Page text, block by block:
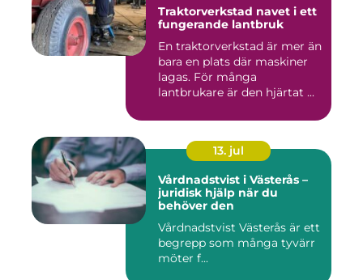
Traktorverkstad navet i ett
fungerande lantbruk
En traktorverkstad är mer än
bara en plats där maskiner
lagas. För många
lantbrukare är den hjärtat ...
13. jul
Vårdnadstvist i Västerås –
juridisk hjälp när du
behöver den
Vårdnadstvist Västerås är ett
begrepp som många tyvärr
möter f...